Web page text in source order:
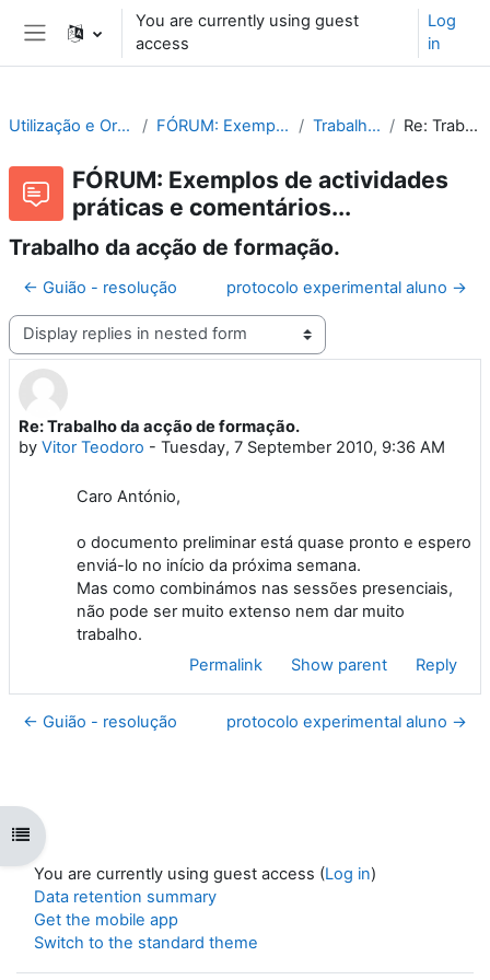
Skip to main content
Side panel
You are currently using guest
access
Log
in
Open course index
Utilização e Organização de Laboratórios Escolares FÓRUM: Exemplos de actividades práticas e comentários... Trabalho da acção de formação. Re: Trabalho da acção de formação.
FÓRUM: Exemplos de actividades
práticas e comentários...
Trabalho da acção de formação.
← Guião - resolução protocolo experimental aluno →
Display mode
Re: Trabalho da acção de formação.
by Vitor Teodoro - Tuesday, 7 September 2010, 9:36 AM
Number of replies: 0
Caro António,
o documento preliminar está quase pronto e espero
enviá-lo no início da próxima semana.
Mas como combinámos nas sessões presenciais,
não pode ser muito extenso nem dar muito
trabalho.
Permalink
Show parent Reply
← Guião - resolução protocolo experimental aluno →
You are currently using guest access (Log in)
Data retention summary
Get the mobile app
Switch to the standard theme